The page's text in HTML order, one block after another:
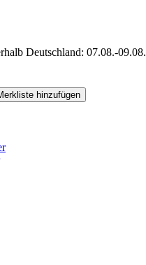
Deutschland: 07.08.-09.08.
hinzufügen